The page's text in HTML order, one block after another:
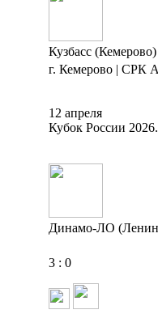
Кузбасс (Кемерово)
г. Кемерово | СРК
12 апреля
Кубок России
Динамо-ЛО
3 : 0